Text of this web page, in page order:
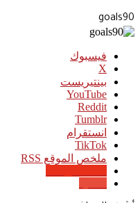
goals90
فيسبوك
‫X
بينتيريست
‫YouTube
انستقرام
‫TikTok
ملخص الموقع RSS